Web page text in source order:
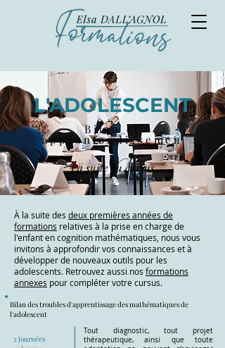
L'ADOLESCENT
Bilan et
appronfondissemen
t
La suite du cursus
​À la suite des deux premières années de
formations relatives à la prise en charge de
l'enfant en cognition mathématiques, nous vous
invitons à approfondir vos connaissances et à
développer de nouveaux outils pour les
adolescents. Retrouvez aussi nos formations
annexes pour compléter votre cursus.
Bilan des troubles d'apprentissage des mathématiques de
l'adolescent
2 journées
Tout diagnostic, tout projet
thérapeutique, ainsi que toute